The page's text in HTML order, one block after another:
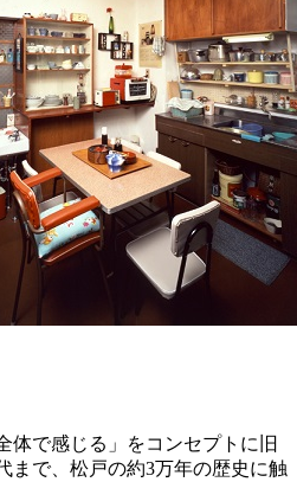
体で感じる」をコンセプトに旧
まで、松戸の約3万年の歴史に触